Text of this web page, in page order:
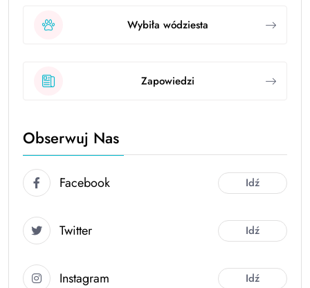
Wybiła wódziesta
Zapowiedzi
Obserwuj Nas
Facebook Idź
Twitter Idź
Instagram Idź